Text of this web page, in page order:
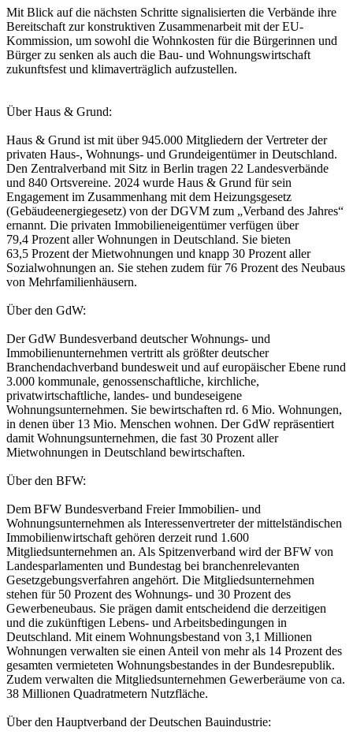
Mit Blick auf die nächsten Schritte signalisierten die Verbände ihre
Bereitschaft zur konstruktiven Zusammenarbeit mit der EU-
Kommission, um sowohl die Wohnkosten für die Bürgerinnen und
Bürger zu senken als auch die Bau- und Wohnungswirtschaft
zukunftsfest und klimaverträglich aufzustellen.
Über Haus & Grund:
Haus & Grund ist mit über 945.000 Mitgliedern der Vertreter der
privaten Haus-, Wohnungs- und Grundeigentümer in Deutschland.
Den Zentralverband mit Sitz in Berlin tragen 22 Landesverbände
und 840 Ortsvereine. 2024 wurde Haus & Grund für sein
Engagement im Zusammenhang mit dem Heizungsgesetz
(Gebäudeenergiegesetz) von der DGVM zum „Verband des Jahres“
ernannt. Die privaten Immobilieneigentümer verfügen über
79,4 Prozent aller Wohnungen in Deutschland. Sie bieten
63,5 Prozent der Mietwohnungen und knapp 30 Prozent aller
Sozialwohnungen an. Sie stehen zudem für 76 Prozent des Neubaus
von Mehrfamilienhäusern.
Über den GdW:
Der GdW Bundesverband deutscher Wohnungs- und
Immobilienunternehmen vertritt als größter deutscher
Branchendachverband bundesweit und auf europäischer Ebene rund
3.000 kommunale, genossenschaftliche, kirchliche,
privatwirtschaftliche, landes- und bundeseigene
Wohnungsunternehmen. Sie bewirtschaften rd. 6 Mio. Wohnungen,
in denen über 13 Mio. Menschen wohnen. Der GdW repräsentiert
damit Wohnungsunternehmen, die fast 30 Prozent aller
Mietwohnungen in Deutschland bewirtschaften.
Über den BFW:
Dem BFW Bundesverband Freier Immobilien- und
Wohnungsunternehmen als Interessenvertreter der mittelständischen
Immobilienwirtschaft gehören derzeit rund 1.600
Mitgliedsunternehmen an. Als Spitzenverband wird der BFW von
Landesparlamenten und Bundestag bei branchenrelevanten
Gesetzgebungsverfahren angehört. Die Mitgliedsunternehmen
stehen für 50 Prozent des Wohnungs- und 30 Prozent des
Gewerbeneubaus. Sie prägen damit entscheidend die derzeitigen
und die zukünftigen Lebens- und Arbeitsbedingungen in
Deutschland. Mit einem Wohnungsbestand von 3,1 Millionen
Wohnungen verwalten sie einen Anteil von mehr als 14 Prozent des
gesamten vermieteten Wohnungsbestandes in der Bundesrepublik.
Zudem verwalten die Mitgliedsunternehmen Gewerberäume von ca.
38 Millionen Quadratmetern Nutzfläche.
Über den Hauptverband der Deutschen Bauindustrie: